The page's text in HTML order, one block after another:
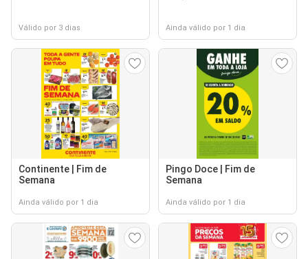
Válido por 3 dias Ainda válido por 1 dia
Continente | Fim de
Semana
Ainda válido por 1 dia
Pingo Doce | Fim de
Semana
Ainda válido por 1 dia